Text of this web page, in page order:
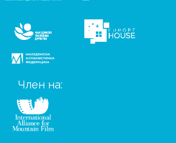
Член на: